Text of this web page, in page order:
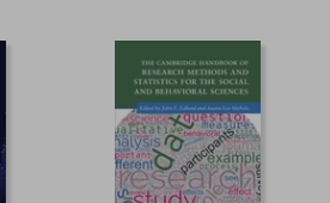
$ 20.47
45%
dcto.